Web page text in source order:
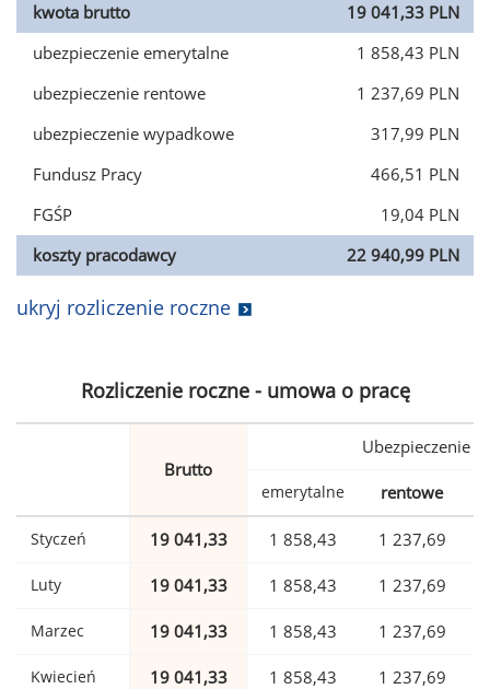
kwota brutto
19 041,33 PLN
ubezpieczenie emerytalne
1 858,43 PLN
ubezpieczenie rentowe
1 237,69 PLN
ubezpieczenie wypadkowe
317,99 PLN
Fundusz Pracy
466,51 PLN
FGŚP
19,04 PLN
koszty pracodawcy
22 940,99 PLN
ukryj rozliczenie roczne
Rozliczenie roczne - umowa o pracę
Brutto
Ubezpieczenie
emerytalne rentowe
Styczeń 19 041,33 1 858,43 1 237,69
Luty 19 041,33 1 858,43 1 237,69
Marzec 19 041,33 1 858,43 1 237,69
Kwiecień 19 041,33 1 858,43 1 237,69